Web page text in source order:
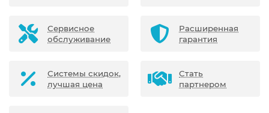
Сервисное
обслуживание
Расширенная
гарантия
Системы скидок,
лучшая цена
Стать
партнером